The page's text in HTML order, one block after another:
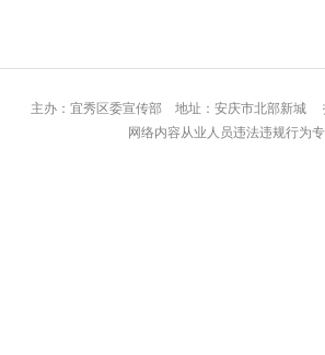
主办：宜秀区委宣传部 地址：安庆市北
网络内容从业人员违法违规行